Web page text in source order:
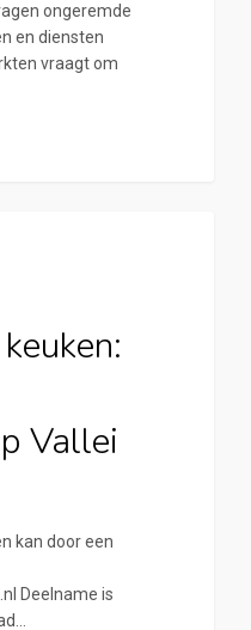
ongeremde
en diensten
vraagt om
Vallei
kan door een
Deelname is